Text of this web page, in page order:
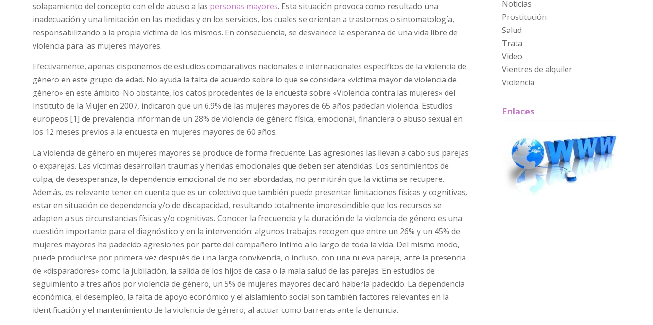
solapamiento del concepto con el de abuso a las personas mayores. Esta situación provoca como resultado una
inadecuación y una limitación en las medidas y en los servicios, los cuales se orientan a trastornos o sintomatología,
responsabilizando a la propia víctima de los mismos. En consecuencia, se desvanece la esperanza de una vida libre de
violencia para las mujeres mayores.
Efectivamente, apenas disponemos de estudios comparativos nacionales e internacionales específicos de la violencia de
género en este grupo de edad. No ayuda la falta de acuerdo sobre lo que se considera «víctima mayor de violencia de
género» en este ámbito. No obstante, los datos procedentes de la encuesta sobre «Violencia contra las mujeres» del
Instituto de la Mujer en 2007, indicaron que un 6.9% de las mujeres mayores de 65 años padecían violencia. Estudios
europeos [1] de prevalencia informan de un 28% de violencia de género física, emocional, financiera o abuso sexual en
los 12 meses previos a la encuesta en mujeres mayores de 60 años.
La violencia de género en mujeres mayores se produce de forma frecuente. Las agresiones las llevan a cabo sus parejas
o exparejas. Las víctimas desarrollan traumas y heridas emocionales que deben ser atendidas. Los sentimientos de
culpa, de desesperanza, la dependencia emocional de no ser abordadas, no permitirán que la víctima se recupere.
Además, es relevante tener en cuenta que es un colectivo que también puede presentar limitaciones físicas y cognitivas,
estar en situación de dependencia y/o de discapacidad, resultando totalmente imprescindible que los recursos se
adapten a sus circunstancias físicas y/o cognitivas. Conocer la frecuencia y la duración de la violencia de género es una
cuestión importante para el diagnóstico y en la intervención: algunos trabajos recogen que entre un 26% y un 45% de
mujeres mayores ha padecido agresiones por parte del compañero íntimo a lo largo de toda la vida. Del mismo modo,
puede producirse por primera vez después de una larga convivencia, o incluso, con una nueva pareja, ante la presencia
de «disparadores» como la jubilación, la salida de los hijos de casa o la mala salud de las parejas. En estudios de
seguimiento a tres años por violencia de género, un 5% de mujeres mayores declaró haberla padecido. La dependencia
económica, el desempleo, la falta de apoyo económico y el aislamiento social son también factores relevantes en la
identificación y el mantenimiento de la violencia de género, al actuar como barreras ante la denuncia.
Noticias
Prostitución
Salud
Trata
Video
Vientres de alquiler
Violencia
Enlaces